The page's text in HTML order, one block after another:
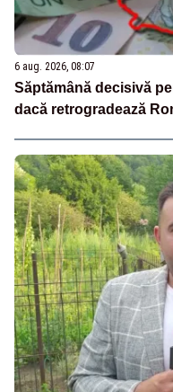
6 aug. 2026, 08:07
Săptămână decisivă
dacă retrogradează